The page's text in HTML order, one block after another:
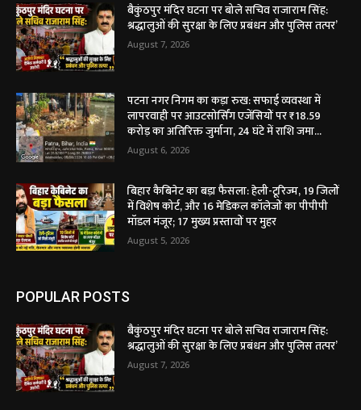
बैकुंठपुर मंदिर घटना पर बोले सचिव राजाराम सिंह:
श्रद्धालुओं की सुरक्षा के लिए प्रबंधन और पुलिस तत्पर’
August 7, 2026
पटना नगर निगम का कड़ा रुख: सफाई व्यवस्था में
लापरवाही पर आउटसोर्सिंग एजेंसियों पर ₹18.59
करोड़ का अतिरिक्त जुर्माना, 24 घंटे में राशि जमा...
August 6, 2026
बिहार कैबिनेट का बड़ा फैसला: हेली-टूरिज्म, 19 जिलों
में विशेष कोर्ट, और 16 मेडिकल कॉलेजों का पीपीपी
मॉडल मंजूर; 17 मुख्य प्रस्तावों पर मुहर
August 5, 2026
POPULAR POSTS
बैकुंठपुर मंदिर घटना पर बोले सचिव राजाराम सिंह:
श्रद्धालुओं की सुरक्षा के लिए प्रबंधन और पुलिस तत्पर’
August 7, 2026